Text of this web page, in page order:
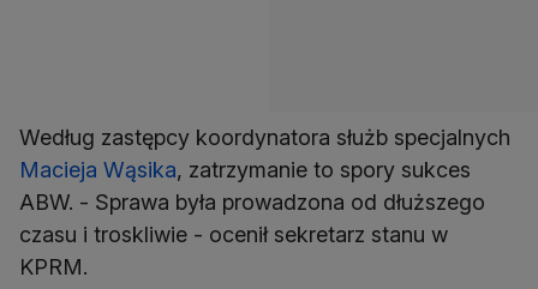
Według zastępcy koordynatora służb specjalnych
Macieja Wąsika, zatrzymanie to spory sukces
ABW. - Sprawa była prowadzona od dłuższego
czasu i troskliwie - ocenił sekretarz stanu w
KPRM.